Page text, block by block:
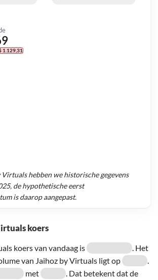
koers
koers van vandaag is
. Het
van Jaihoz by Virtuals ligt op
.
met
. Dat betekent dat de
1.129,31
Virtualshebben we historische gegevens
, de hypothetische eerst
is daarop aangepast.